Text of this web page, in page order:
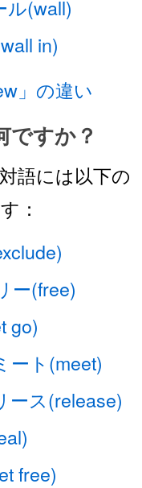
ル(wall)
in)
」の違い
ですか？
語には以下の
：
ー(free)
go)
ート(meet)
ース(release)
free)